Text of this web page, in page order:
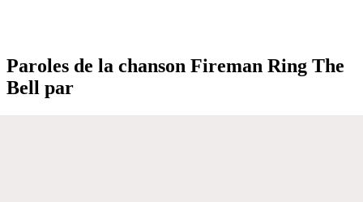
Paroles de la chanson Fireman Ring The
Bell par